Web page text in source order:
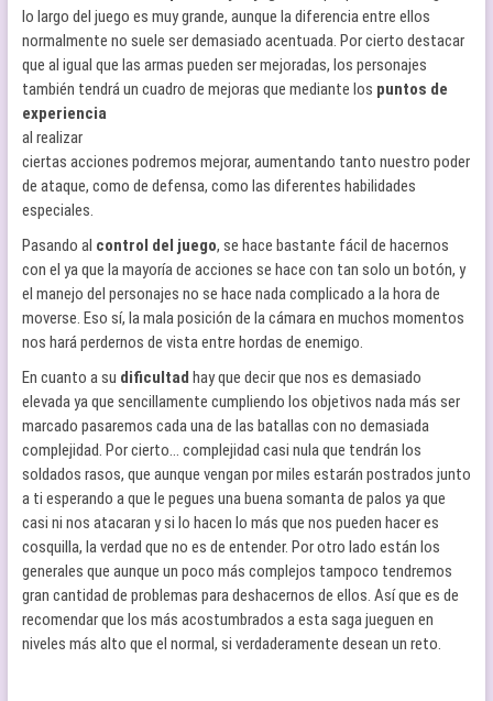
lo largo del juego es muy grande, aunque la diferencia entre ellos
normalmente no suele ser demasiado acentuada. Por cierto destacar
que al igual que las armas pueden ser mejoradas, los personajes
también tendrá un cuadro de mejoras que mediante los puntos de
experiencia
al realizar
ciertas acciones podremos mejorar, aumentando tanto nuestro poder
de ataque, como de defensa, como las diferentes habilidades
especiales.
Pasando al control del juego, se hace bastante fácil de hacernos
con el ya que la mayoría de acciones se hace con tan solo un botón, y
el manejo del personajes no se hace nada complicado a la hora de
moverse. Eso sí, la mala posición de la cámara en muchos momentos
nos hará perdernos de vista entre hordas de enemigo.
En cuanto a su dificultad hay que decir que nos es demasiado
elevada ya que sencillamente cumpliendo los objetivos nada más ser
marcado pasaremos cada una de las batallas con no demasiada
complejidad. Por cierto… complejidad casi nula que tendrán los
soldados rasos, que aunque vengan por miles estarán postrados junto
a ti esperando a que le pegues una buena somanta de palos ya que
casi ni nos atacaran y si lo hacen lo más que nos pueden hacer es
cosquilla, la verdad que no es de entender. Por otro lado están los
generales que aunque un poco más complejos tampoco tendremos
gran cantidad de problemas para deshacernos de ellos. Así que es de
recomendar que los más acostumbrados a esta saga jueguen en
niveles más alto que el normal, si verdaderamente desean un reto.